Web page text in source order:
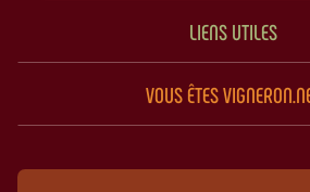
LIENS UTILES
VOUS ÊTES